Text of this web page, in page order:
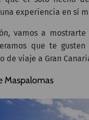
experiencia en sí
vamos a
que te
de viaje a Gran
Maspalomas